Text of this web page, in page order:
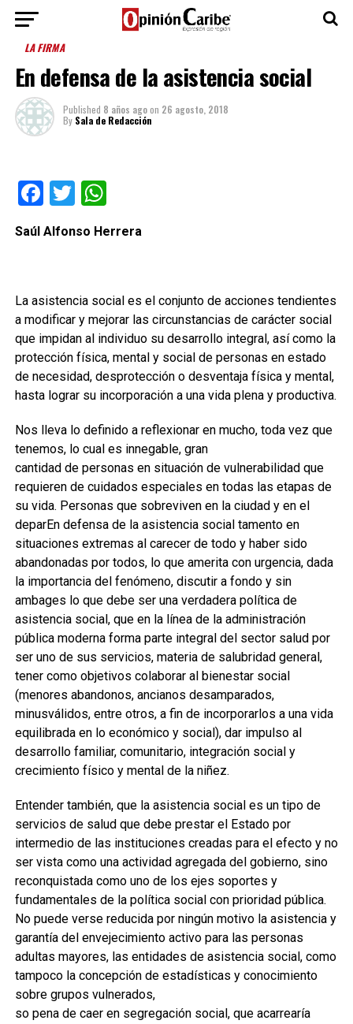
LA FIRMA
En defensa de la asistencia social
Published 8 años agoon 26 agosto, 2018
By Sala de Redacción
Facebook
TwitterWhatsApp
Saúl Alfonso Herrera
La asistencia social es el conjunto de acciones tendientes
a modificar y mejorar las circunstancias de carácter social
que impidan al individuo su desarrollo integral, así como la
protección física, mental y social de personas en estado
de necesidad, desprotección o desventaja física y mental,
hasta lograr su incorporación a una vida plena y productiva.
Nos lleva lo definido a reflexionar en mucho, toda vez que
tenemos, lo cual es innegable, gran
cantidad de personas en situación de vulnerabilidad que
requieren de cuidados especiales en todas las etapas de
su vida. Personas que sobreviven en la ciudad y en el
deparEn defensa de la asistencia social tamento en
situaciones extremas al carecer de todo y haber sido
abandonadas por todos, lo que amerita con urgencia, dada
la importancia del fenómeno, discutir a fondo y sin
ambages lo que debe ser una verdadera política de
asistencia social, que en la línea de la administración
pública moderna forma parte integral del sector salud por
ser uno de sus servicios, materia de salubridad general,
tener como objetivos colaborar al bienestar social
(menores abandonos, ancianos desamparados,
minusválidos, entre otros, a fin de incorporarlos a una vida
equilibrada en lo económico y social), dar impulso al
desarrollo familiar, comunitario, integración social y
crecimiento físico y mental de la niñez.
Entender también, que la asistencia social es un tipo de
servicios de salud que debe prestar el Estado por
intermedio de las instituciones creadas para el efecto y no
ser vista como una actividad agregada del gobierno, sino
reconquistada como uno de los ejes soportes y
fundamentales de la política social con prioridad pública.
No puede verse reducida por ningún motivo la asistencia y
garantía del envejecimiento activo para las personas
adultas mayores, las entidades de asistencia social, como
tampoco la concepción de estadísticas y conocimiento
sobre grupos vulnerados,
so pena de caer en segregación social, que acarrearía